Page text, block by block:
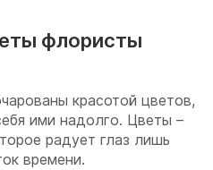
флористы
красотой цветов,
ими надолго. Цветы –
радует глаз лишь
времени.